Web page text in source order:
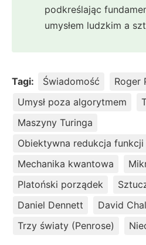
podkreślając
umysłem ludzkim a
Tagi: Świadomość
Roger
Umysł poza algorytmem
Maszyny Turinga
Obiektywna redukcja funkcji
Mechanika kwantowa
Platoński porządek
Daniel Dennett
David
Trzy światy (Penrose)